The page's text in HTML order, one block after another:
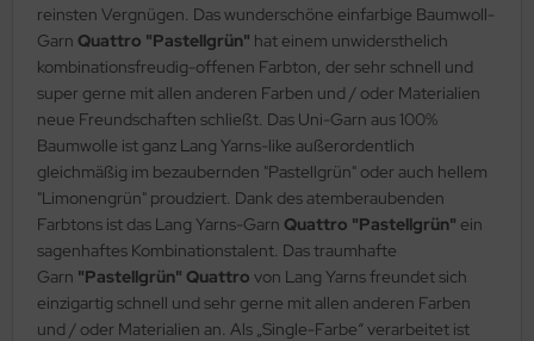
reinsten Vergnügen. Das wunderschöne einfarbige Baumwoll-
Garn Quattro "Pastellgrün" hat einem unwidersthelich
kombinationsfreudig-offenen Farbton, der sehr schnell und
super gerne mit allen anderen Farben und / oder Materialien
neue Freundschaften schließt. Das Uni-Garn aus 100%
Baumwolle ist ganz Lang Yarns-like außerordentlich
gleichmäßig im bezaubernden "Pastellgrün" oder auch hellem
"Limonengrün" proudziert. Dank des atemberaubenden
Farbtons ist das Lang Yarns-Garn Quattro "Pastellgrün" ein
sagenhaftes Kombinationstalent. Das traumhafte
Garn "Pastellgrün" Quattro von Lang Yarns freundet sich
einzigartig schnell und sehr gerne mit allen anderen Farben
und / oder Materialien an. Als „Single-Farbe“ verarbeitet ist